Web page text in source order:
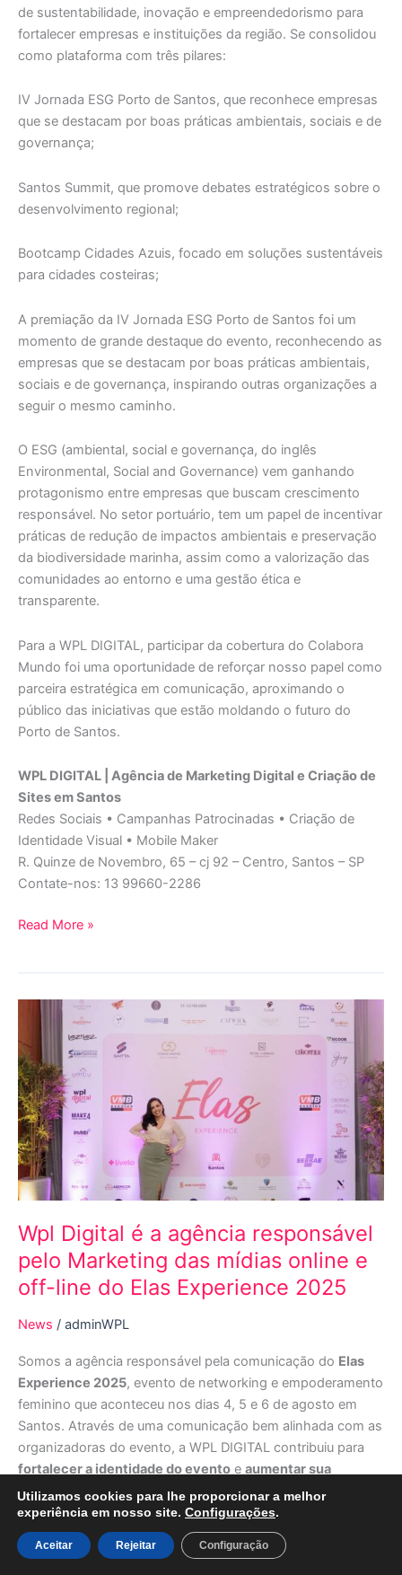
de sustentabilidade, inovação e empreendedorismo para
fortalecer empresas e instituições da região. Se consolidou
como plataforma com três pilares:
IV Jornada ESG Porto de Santos, que reconhece empresas
que se destacam por boas práticas ambientais, sociais e de
governança;
Santos Summit, que promove debates estratégicos sobre o
desenvolvimento regional;
Bootcamp Cidades Azuis, focado em soluções sustentáveis
para cidades costeiras;
A premiação da IV Jornada ESG Porto de Santos foi um
momento de grande destaque do evento, reconhecendo as
empresas que se destacam por boas práticas ambientais,
sociais e de governança, inspirando outras organizações a
seguir o mesmo caminho.
O ESG (ambiental, social e governança, do inglês
Environmental, Social and Governance) vem ganhando
protagonismo entre empresas que buscam crescimento
responsável. No setor portuário, tem um papel de incentivar
práticas de redução de impactos ambientais e preservação
da biodiversidade marinha, assim como a valorização das
comunidades ao entorno e uma gestão ética e
transparente.
Para a WPL DIGITAL, participar da cobertura do Colabora
Mundo foi uma oportunidade de reforçar nosso papel como
parceira estratégica em comunicação, aproximando o
público das iniciativas que estão moldando o futuro do
Porto de Santos.
WPL DIGITAL | Agência de Marketing Digital e Criação de
Sites em Santos
Redes Sociais • Campanhas Patrocinadas • Criação de
Identidade Visual • Mobile Maker
R. Quinze de Novembro, 65 – cj 92 – Centro, Santos – SP
Contate-nos: 13 99660-2286
Read More »
Wpl Digital é a agência responsável
pelo Marketing das mídias online e
off-line do Elas Experience 2025
News / adminWPL
Somos a agência responsável pela comunicação do Elas
Experience 2025, evento de networking e empoderamento
feminino que aconteceu nos dias 4, 5 e 6 de agosto em
Santos. Através de uma comunicação bem alinhada com as
organizadoras do evento, a WPL DIGITAL contribuiu para
fortalecer a identidade do evento e aumentar sua
relevância no mercado
Créditos da foto: Yu truffe
é
a
agência
responsável
pelo
Marketing
das
mídias
online
e
off-
line
Elas
Experience
2025
Utilizamos cookies para lhe proporcionar a melhor
experiência em nosso site. Configurações.
Aceitar Rejeitar Configuração